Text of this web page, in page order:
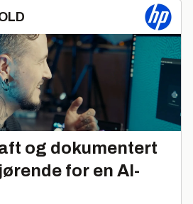
og dokumentert
for en AI-